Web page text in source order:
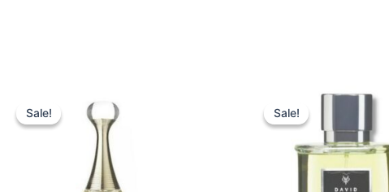
Sale!
Sale!
price
was:
925,00 kr..
price
is:
Sale!
Sale!
Original
was:
195,00 kr..78,95